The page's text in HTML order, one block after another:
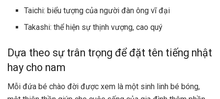
Taichi: biểu tượng của người đàn ông vĩ đại
Takashi: thể hiện sự thịnh vượng, cao quý
Dựa theo sự trân trọng để đặt tên tiếng nhật
hay cho nam
Mỗi đứa bé chào đời được xem là một sinh linh bé bóng,